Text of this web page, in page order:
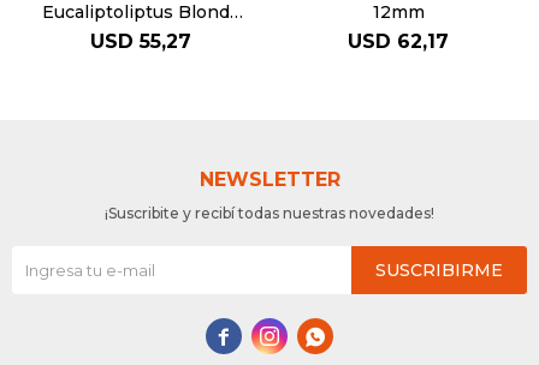
Eucaliptoliptus Blonde
- 12mm
USD 55,27
12mm
USD 62,17
NEWSLETTER
¡Suscribite y recibí todas nuestras novedades!
SUSCRIBIRME
  